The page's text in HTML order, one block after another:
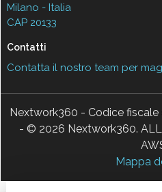
Milano - Italia
CAP 20133
Contatti
Contatta il nostro team per
Nextwork360 - Codice
- © 2026 Nextwork360. ALL
Mappa